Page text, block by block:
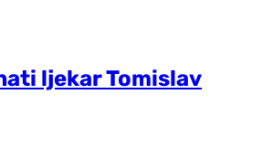
ljekar Tomislav